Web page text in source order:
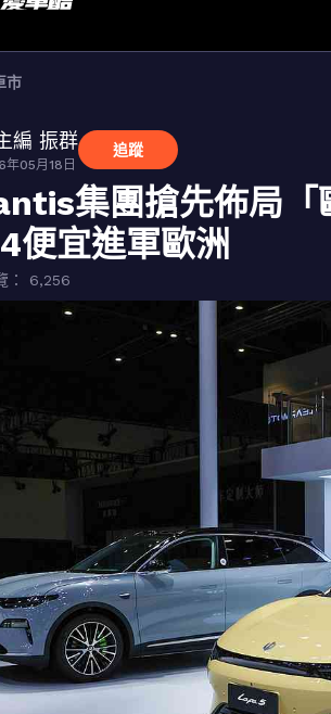
市
編 振群
年05月18日
追蹤
集團搶先佈局「
便宜進軍歐洲
： 6,256